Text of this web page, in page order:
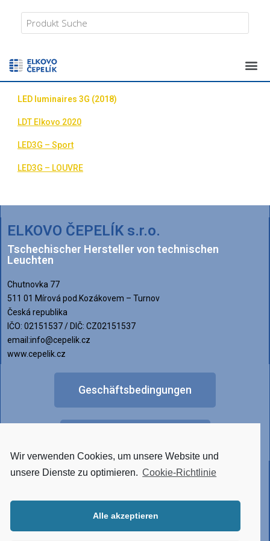
LED luminaires 3G (2018)
LDT Elkovo 2020
LED3G – Sport
LED3G – LOUVRE
ELKOVO ČEPELÍK s.r.o.
Tschechischer Hersteller von technischen
Leuchten
Chutnovka 77
511 01 Mírová pod.Kozákovem – Turnov
Česká republika
IČO: 02151537 / DIČ: CZ02151537
email:info@cepelik.cz
www.cepelik.cz
Geschäftsbedingungen
Anderes Lichtdesign
• RGBW
Wir verwenden Cookies, um unsere Website und
unsere Dienste zu optimieren. Cookie-Richtlinie
Alle akzeptieren